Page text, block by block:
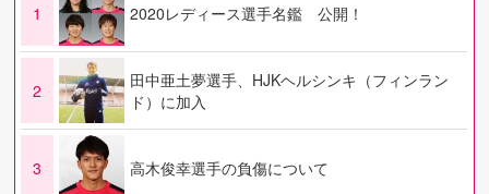
1 2020レディース選手名鑑 公開！
2
田中亜土夢選手、HJKヘルシンキ（フィンラン
ド）に加入
3 高木俊幸選手の負傷について